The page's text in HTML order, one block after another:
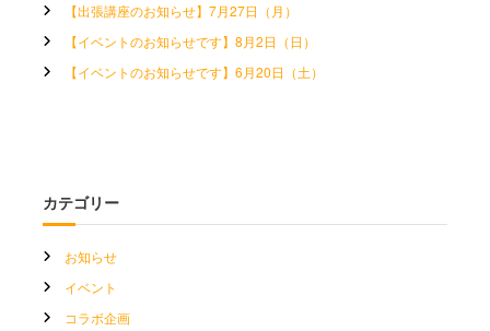
【出張講座のお知らせ】7月27日（月）
【イベントのお知らせです】8月2日（日）
【イベントのお知らせです】6月20日（土）
カテゴリー
お知らせ
イベント
コラボ企画